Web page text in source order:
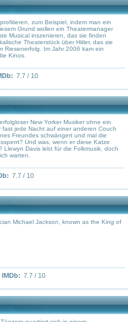
zum Beispiel, indem man ein
Grund wollen ein Theatermanager
Musical inszenieren, das sie finden
Theaterstück über Hitler, das sie
Riesenerfolg. Im Jahr 2006 kam ein
Kinos.
7.7 / 10
New Yorker Musiker ohne ein
jede Nacht auf einer anderen Couch
Freundes schwängert und mal die
Und was, wenn er diese Katze
Llewyn Davis lebt für die Folkmusik, doch
warten.
7.7 / 10
Michael Jackson, known as the King of
IMDb: 7.7 / 10